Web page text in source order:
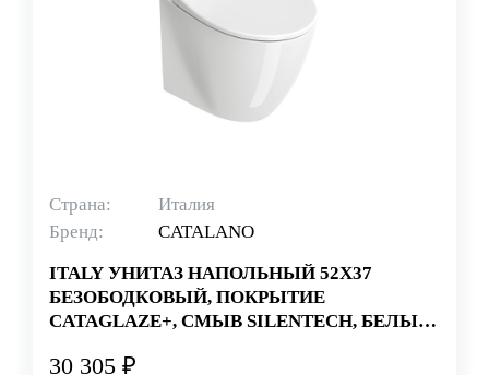
Страна:
Италия
Бренд:
CATALANO
ITALY УНИТАЗ НАПОЛЬНЫЙ 52Х37
БЕЗОБОДКОВЫЙ, ПОКРЫТИЕ
CATAGLAZE+, СМЫВ SILENTECH, БЕЛЫЙ
30 305 ₽